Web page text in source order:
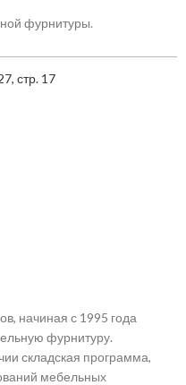
фурнитуры.
стр. 17
начиная с 1995 года
фурнитуру.
складская программа,
мебельных